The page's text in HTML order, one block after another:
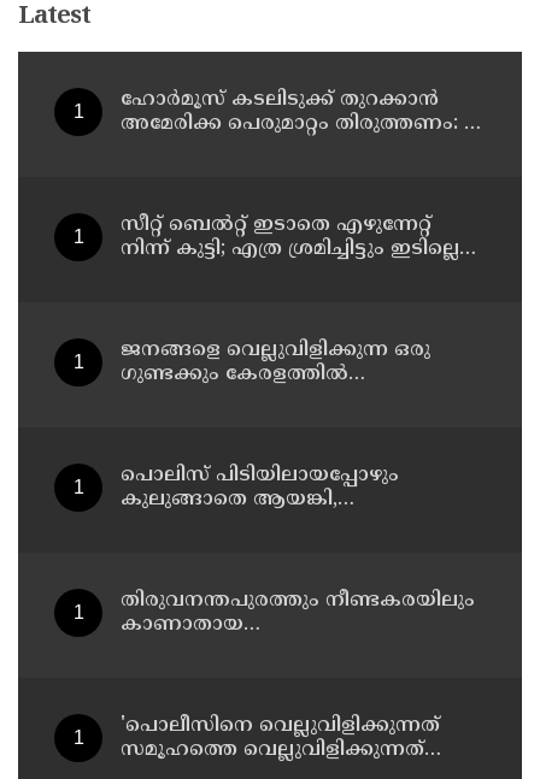
Latest
ഹോര്‍മൂസ് കടലിടുക്ക് തുറക്കാന്‍
അമേരിക്ക പെരുമാറ്റം തിരുത്തണം: 6
സീറ്റ് ബെല്‍റ്റ് ഇടാതെ എഴുന്നേറ്റ്
നിന്ന് കുട്ടി; എത്ര ശ്രമിച്ചിട്ടും ഇടില്ലെന്ന്
ജനങ്ങളെ വെല്ലുവിളിക്കുന്ന ഒരു
ഗുണ്ടക്കും കേരളത്തില്‍
പൊലിസ് പിടിയിലായപ്പോഴും
കുലുങ്ങാതെ ആയങ്കി,
തിരുവനന്തപുരത്തും നീണ്ടകരയിലും
കാണാതായ
'പൊലീസിനെ വെല്ലുവിളിക്കുന്നത്
സമൂഹത്തെ വെല്ലുവിളിക്കുന്നത്